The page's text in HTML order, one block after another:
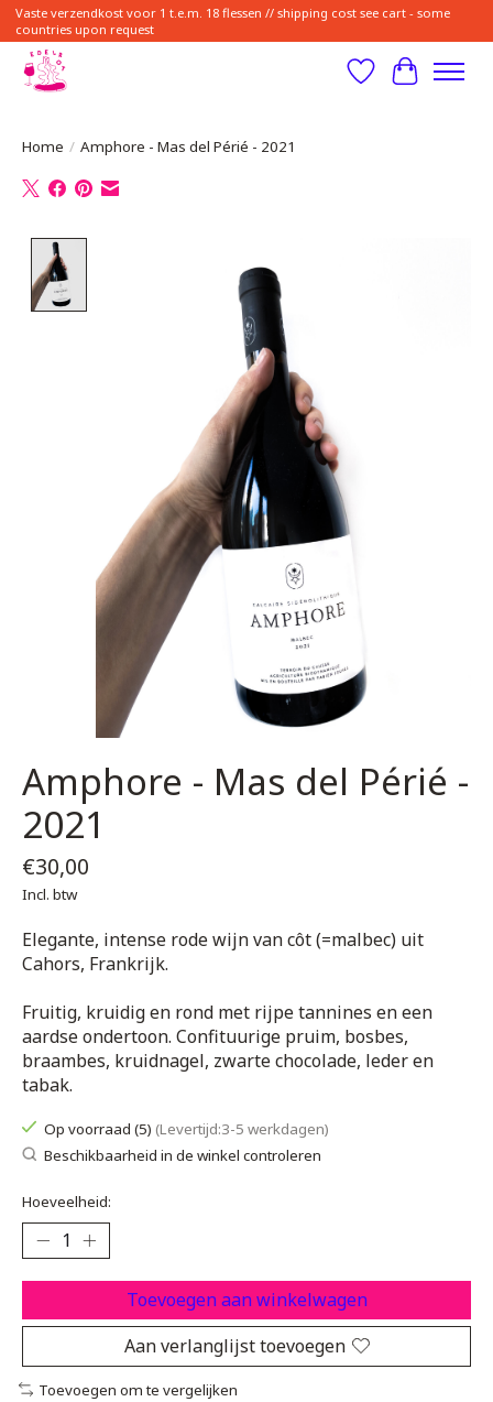
Vaste verzendkost voor 1 t.e.m. 18 flessen // shipping cost see cart - some
countries upon request
Verlanglijst
Home / Amphore - Mas del Périé - 2021
Amphore - Mas del Périé -
2021
€30,00
Incl. btw
Elegante, intense rode wijn van côt (=malbec) uit
Cahors, Frankrijk.
Fruitig, kruidig en rond met rijpe tannines en een
aardse ondertoon. Confituurige pruim, bosbes,
braambes, kruidnagel, zwarte chocolade, leder en
tabak.
Op voorraad (5) (Levertijd:3-5 werkdagen)
Beschikbaarheid in de winkel controleren
Hoeveelheid:
Toevoegen aan winkelwagen
Aan verlanglijst toevoegen
Toevoegen om te vergelijken